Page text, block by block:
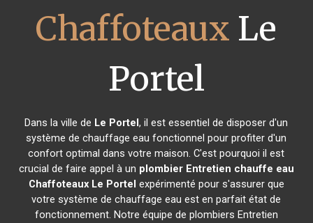
Chaffoteaux Le
Portel
Dans la ville de Le Portel, il est essentiel de disposer d'un
système de chauffage eau fonctionnel pour profiter d'un
confort optimal dans votre maison. C'est pourquoi il est
crucial de faire appel à un plombier Entretien chauffe eau
Chaffoteaux Le Portel expérimenté pour s'assurer que
votre système de chauffage eau est en parfait état de
fonctionnement. Notre équipe de plombiers Entretien